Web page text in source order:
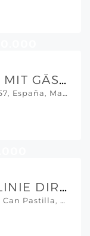
EXKLUSIVE LUXUSVILLA MIT GÄSTEHAUS IN CAMP DE MAR – MODERNES DESIGN, PRIVATSPHÄRE & MEERBLICK
Camp de Mar, es Camp de Mar, 07157, España, Mallorca Südwesten
WOHNUNG IN ERSTER LINIE DIREKT AM STRAND PLAYA DE PALMA
Platja de Palma, Carrer de la Garsa, Can Pastilla, Palma, Illes Balears, 07610, España, Palma, Son Vida & Umgebung